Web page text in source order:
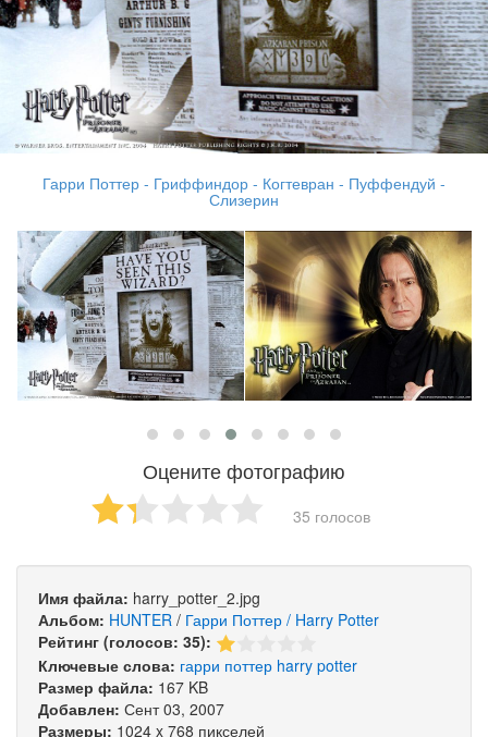
Гарри Поттер - Гриффиндор - Когтевран - Пуффендуй -
Слизерин
Оцените фотографию
35 голосов
Имя файла: harry_potter_2.jpg
Альбом: HUNTER / Гарри Поттер / Harry Potter
Рейтинг (голосов: 35):
Ключевые слова: гарри поттер harry potter
Размер файла: 167 KB
Добавлен: Сент 03, 2007
Размеры: 1024 x 768 пикселей